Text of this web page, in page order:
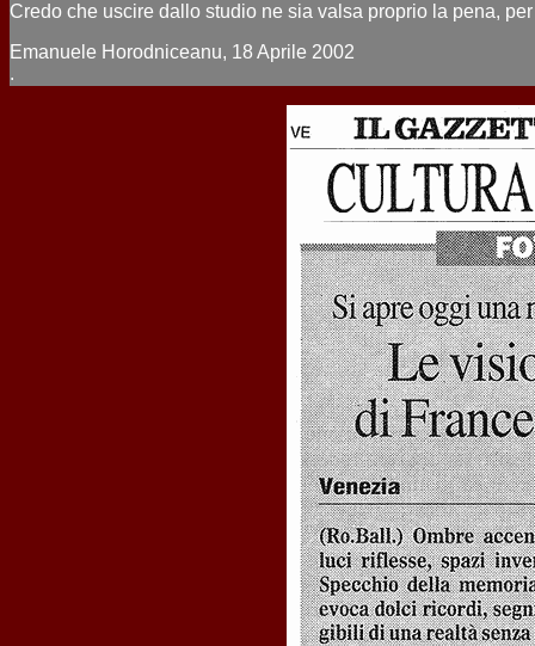
Credo che uscire dallo studio ne sia valsa proprio la pena,
Emanuele Horodniceanu, 18 Aprile 2002
.